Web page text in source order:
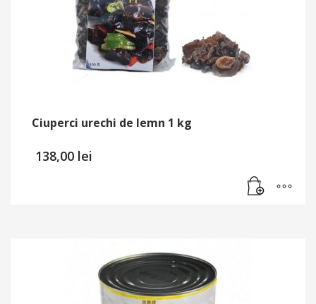
Ciuperci urechi de lemn 1 kg
138,00 lei